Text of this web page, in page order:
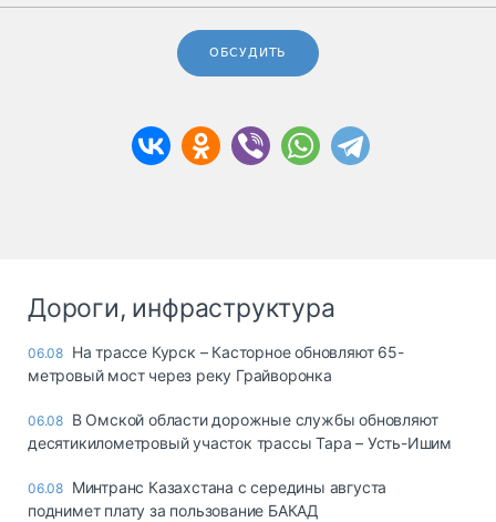
ОБСУДИТЬ
Дороги, инфраструктура
06.08 На трассе Курск – Касторное обновляют 65-
метровый мост через реку Грайворонка
06.08 В Омской области дорожные службы обновляют
десятикилометровый участок трассы Тара – Усть-Ишим
06.08 Минтранс Казахстана с середины августа
поднимет плату за пользование БАКАД